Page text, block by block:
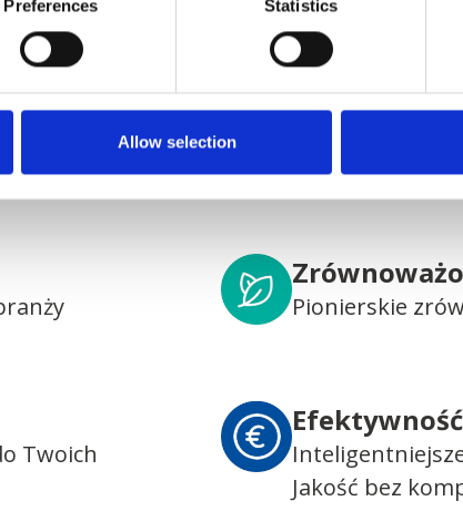
Preferences Statistics
Allow selection
wybrać Agito
służby zdrowia na wszystkich rynkach
Pionierskie
Twoich
Jakość bez